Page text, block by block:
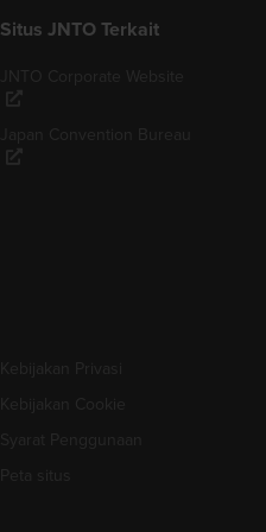
Situs JNTO Terkait